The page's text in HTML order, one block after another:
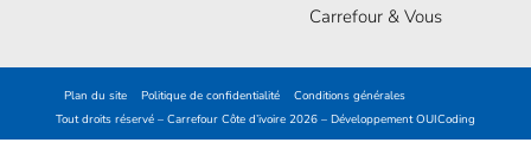
Carrefour & Vous
Plan du site Politique de confidentialité
Conditions générales
Tout droits réservé – Carrefour Côte d’ivoire 2026 – DéveloppementOUICoding